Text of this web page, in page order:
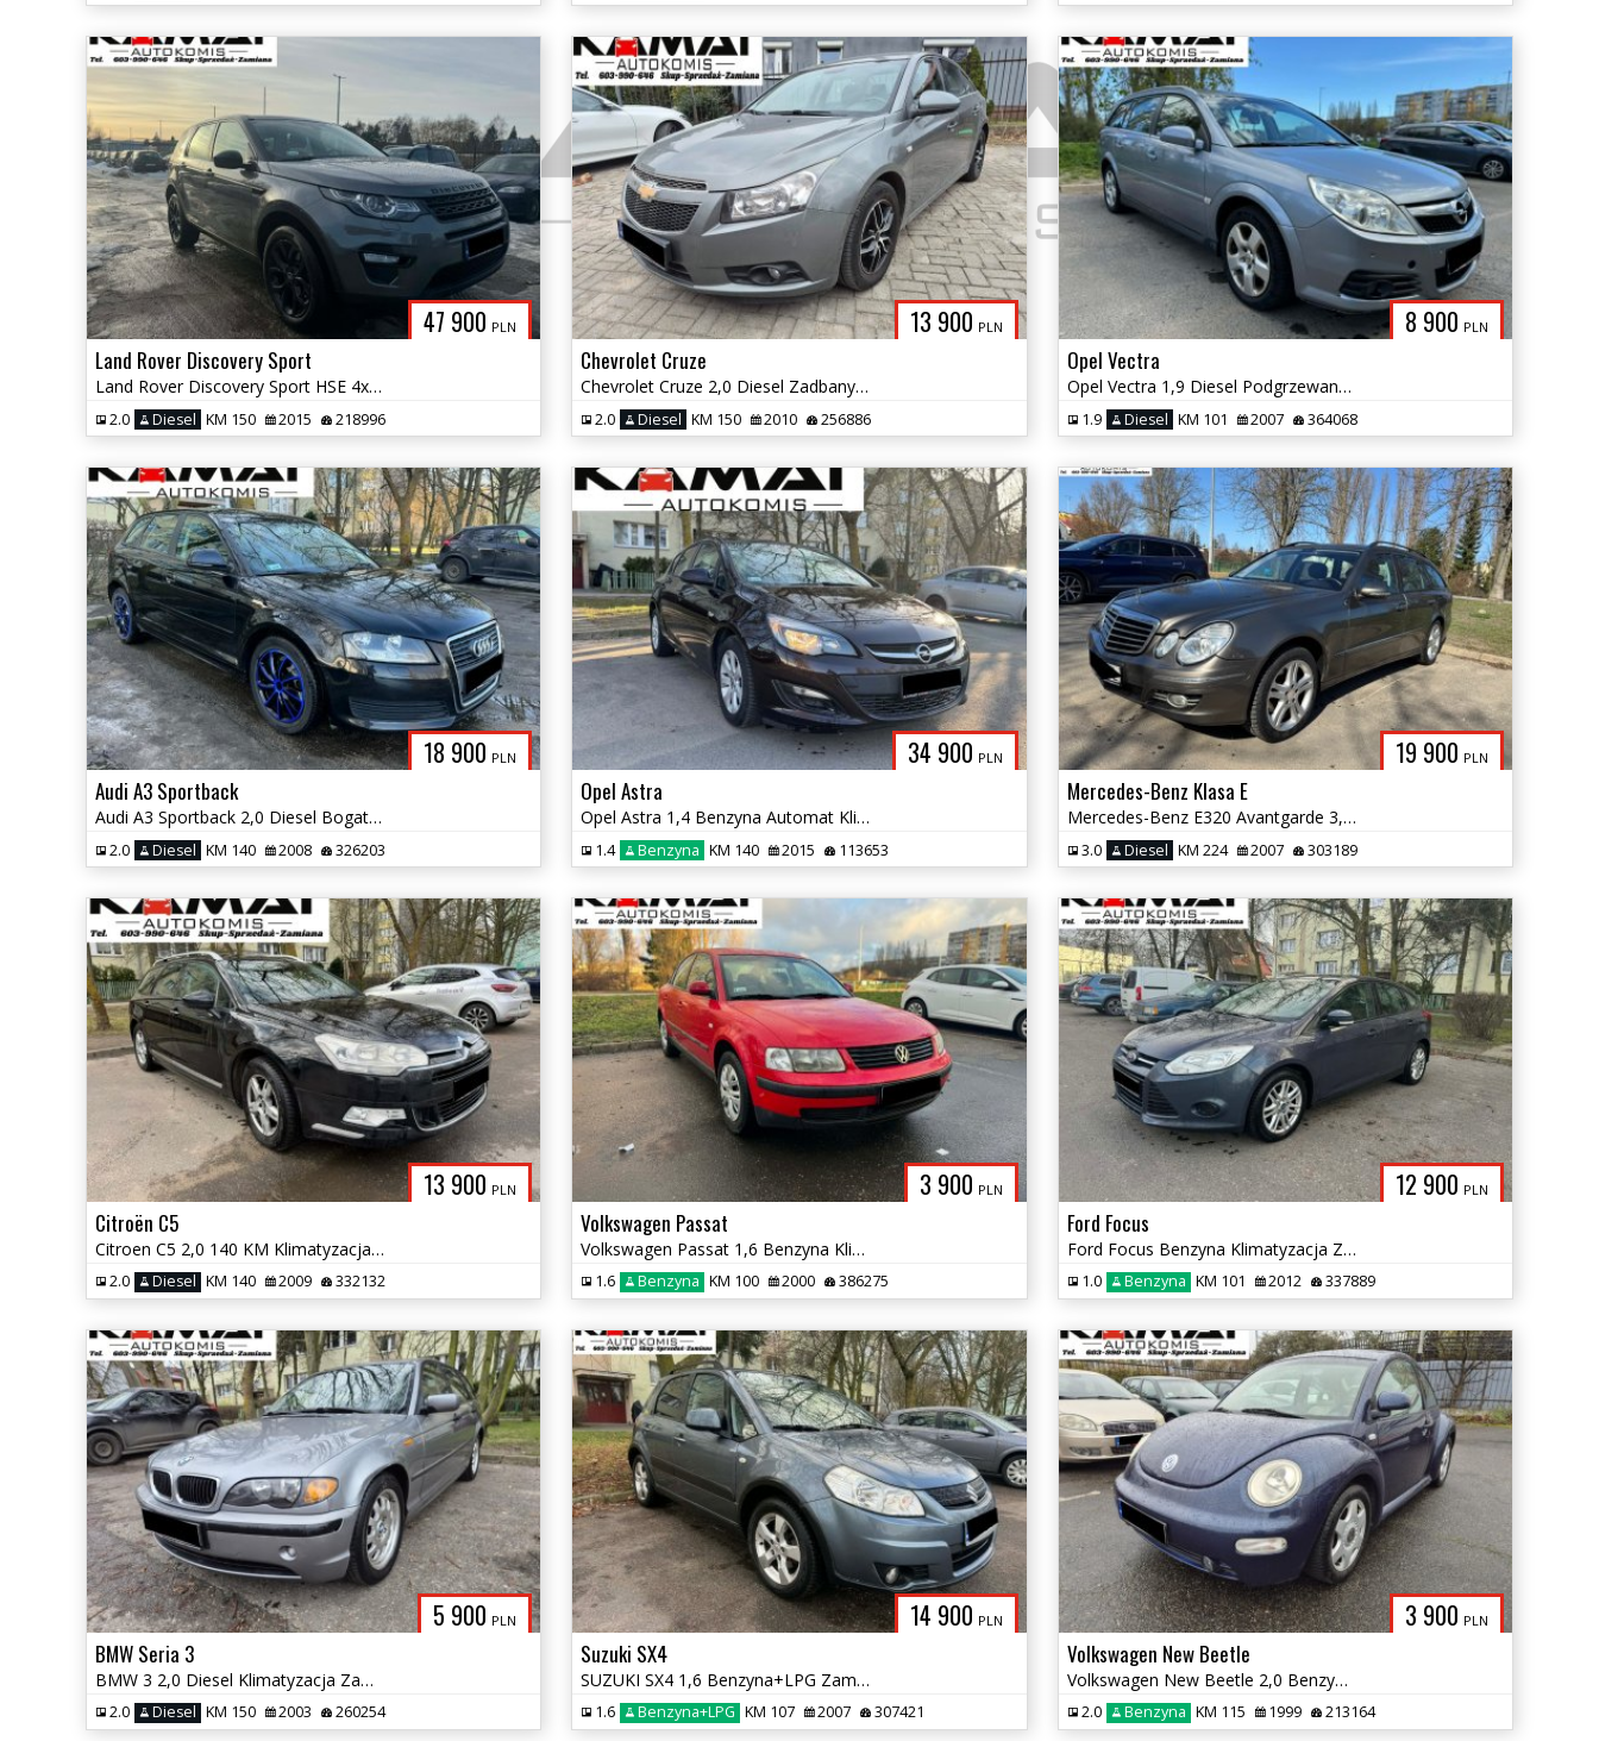
47 900 PLN
Land Rover Discovery Sport
Land Rover Discovery Sport HSE 4x4 Super Stan Zamiana
2.0 Diesel KM 150 2015 218996
13 900 PLN
Chevrolet Cruze
Chevrolet Cruze 2,0 Diesel Zadbany Zamiana
2.0 Diesel KM 150 2010 256886
8 900 PLN
Opel Vectra
Opel Vectra 1,9 Diesel Podgrzewane fotele Zamiana
1.9 Diesel KM 101 2007 364068
18 900 PLN
Audi A3 Sportback
Audi A3 Sportback 2,0 Diesel Bogate Wyposażenie Hak Zamiana
2.0 Diesel KM 140 2008 326203
34 900 PLN
Opel Astra
Opel Astra 1,4 Benzyna Automat Klimatyzacja Zamiana
1.4 Benzyna KM 140 2015 113653
19 900 PLN
Mercedes-Benz Klasa E
Mercedes-Benz E320 Avantgarde 3,0 D 224KM Zamiana
3.0 Diesel KM 224 2007 303189
13 900 PLN
Citroën C5
Citroen C5 2,0 140 KM Klimatyzacja Zamiana
2.0 Diesel KM 140 2009 332132
3 900 PLN
Volkswagen Passat
Volkswagen Passat 1,6 Benzyna Klimatyzacja Zamiana
1.6 Benzyna KM 100 2000 386275
12 900 PLN
Ford Focus
Ford Focus Benzyna Klimatyzacja Zamiana
1.0 Benzyna KM 101 2012 337889
5 900 PLN
BMW Seria 3
BMW 3 2,0 Diesel Klimatyzacja Zamiana
2.0 Diesel KM 150 2003 260254
14 900 PLN
Suzuki SX4
SUZUKI SX4 1,6 Benzyna+LPG Zamiana
1.6 Benzyna+LPG KM 107 2007 307421
3 900 PLN
Volkswagen New Beetle
Volkswagen New Beetle 2,0 Benzyna Skóry Zamiana
2.0 Benzyna KM 115 1999 213164